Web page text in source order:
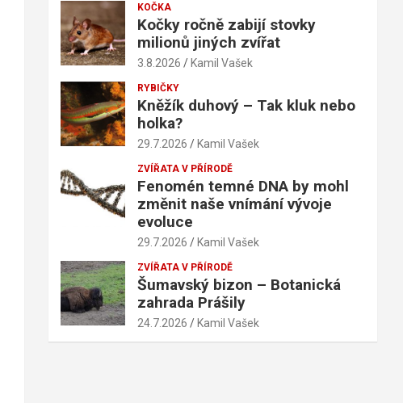
KOČKA
Kočky ročně zabijí stovky
milionů jiných zvířat
3.8.2026 Kamil Vašek
RYBIČKY
Kněžík duhový – Tak kluk nebo
holka?
29.7.2026 Kamil Vašek
ZVÍŘATA V PŘÍRODĚ
Fenomén temné DNA by mohl
změnit naše vnímání vývoje
evoluce
29.7.2026 Kamil Vašek
ZVÍŘATA V PŘÍRODĚ
Šumavský bizon – Botanická
zahrada Prášily
24.7.2026 Kamil Vašek